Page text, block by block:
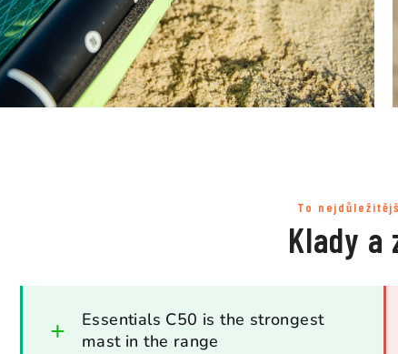
To
Klady a
Essentials C50 is the strongest
mast in the range